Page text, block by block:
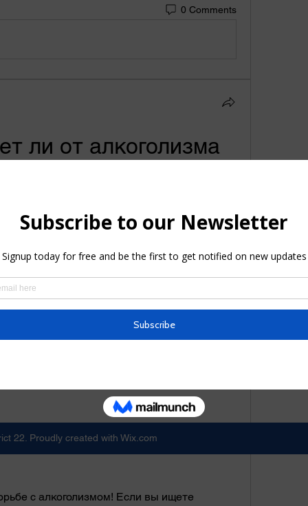
0 Comments
ли от алкоголизма
с алкоголизмом! Если вы ищете
22. Proudly created with Wix.com